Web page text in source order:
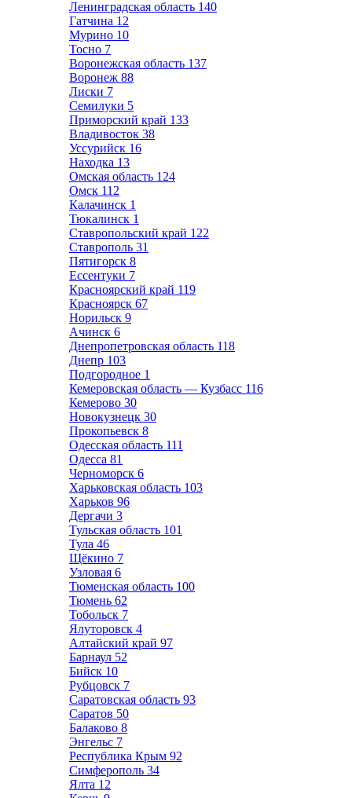
Ленинградская область 140
Гатчина 12
Мурино 10
Тосно 7
Воронежская область 137
Воронеж 88
Лиски 7
Семилуки 5
Приморский край 133
Владивосток 38
Уссурийск 16
Находка 13
Омская область 124
Омск 112
Калачинск 1
Тюкалинск 1
Ставропольский край 122
Ставрополь 31
Пятигорск 8
Ессентуки 7
Красноярский край 119
Красноярск 67
Норильск 9
Ачинск 6
Днепропетровская область 118
Днепр 103
Подгородное 1
Кемеровская область — Кузбасс 116
Кемерово 30
Новокузнецк 30
Прокопьевск 8
Одесская область 111
Одесса 81
Черноморск 6
Харьковская область 103
Харьков 96
Дергачи 3
Тульская область 101
Тула 46
Щёкино 7
Узловая 6
Тюменская область 100
Тюмень 62
Тобольск 7
Ялуторовск 4
Алтайский край 97
Барнаул 52
Бийск 10
Рубцовск 7
Саратовская область 93
Саратов 50
Балаково 8
Энгельс 7
Республика Крым 92
Симферополь 34
Ялта 12